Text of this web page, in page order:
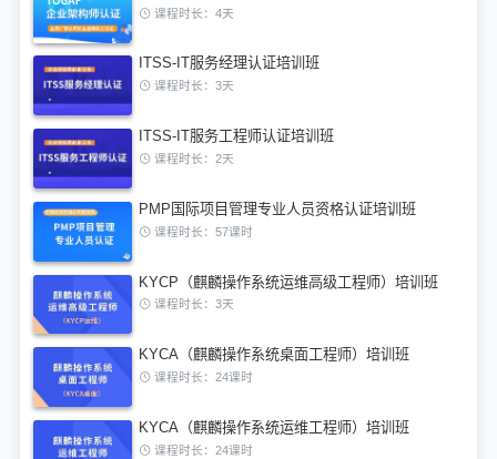
课程时长：4天
ITSS-IT服务经理认证培训班
课程时长：3天
ITSS-IT服务工程师认证培训班
课程时长：2天
PMP国际项目管理专业人员资格认证培训班
课程时长：57课时
KYCP（麒麟操作系统运维高级工程师）培训班
课程时长：3天
KYCA（麒麟操作系统桌面工程师）培训班
课程时长：24课时
KYCA（麒麟操作系统运维工程师）培训班
课程时长：24课时